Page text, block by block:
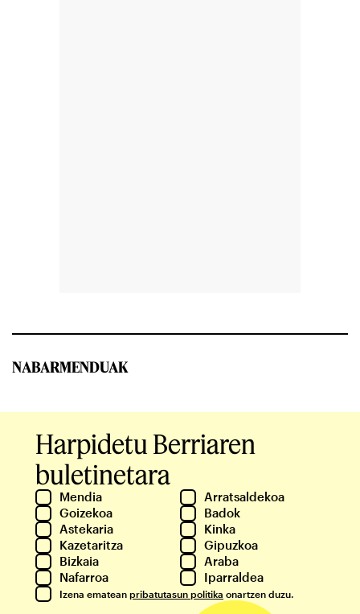
NABARMENDUAK
Harpidetu Berriaren
buletinetara
Mendia
Arratsaldekoa
Goizekoa
Badok
Astekaria
Kinka
Kazetaritza
Gipuzkoa
Bizkaia
Araba
Nafarroa
Iparraldea
Izena ematean pribatutasun politika onartzen duzu.